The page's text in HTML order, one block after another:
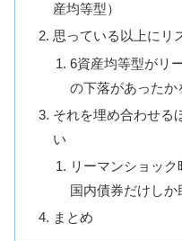
産均等型）
思っている以上にリ
6資産均等型がリ
の下落があったか
それを埋め合わせる
い
リーマンショッ
国内債券だけしか
まとめ